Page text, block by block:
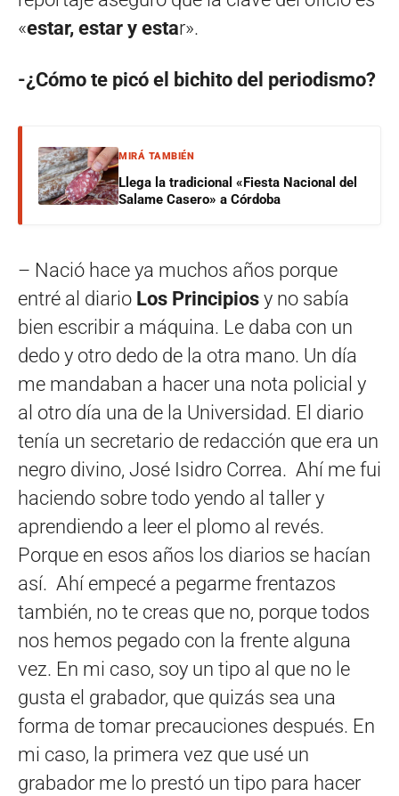
«estar, estar y estar».
-¿Cómo te picó el bichito del periodismo?
MIRÁ TAMBIÉN
Llega la tradicional «Fiesta Nacional del
Salame Casero» a Córdoba
– Nació hace ya muchos años porque
entré al diario Los Principios y no sabía
bien escribir a máquina. Le daba con un
dedo y otro dedo de la otra mano. Un día
me mandaban a hacer una nota policial y
al otro día una de la Universidad. El diario
tenía un secretario de redacción que era un
negro divino, José Isidro Correa. Ahí me fui
haciendo sobre todo yendo al taller y
aprendiendo a leer el plomo al revés.
Porque en esos años los diarios se hacían
así. Ahí empecé a pegarme frentazos
también, no te creas que no, porque todos
nos hemos pegado con la frente alguna
vez. En mi caso, soy un tipo al que no le
gusta el grabador, que quizás sea una
forma de tomar precauciones después. En
mi caso, la primera vez que usé un
grabador me lo prestó un tipo para hacer